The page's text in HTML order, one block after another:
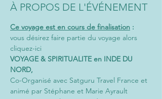
À PROPOS DE L'ÉVÉNEMENT
Ce voyage est en cours de finalisation :
vous désirez faire partie du voyage alors
cliquez-ici
VOYAGE & SPIRITUALITE en INDE DU
NORD,
Co-Organisé avec Satguru Travel France et
animé par Stéphane et Marie Ayrault